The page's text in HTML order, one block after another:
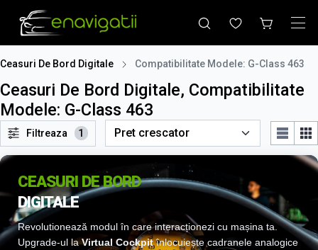
Ceasuri De Bord Digitale Compatibilitate Modele: G-Class 463
Ceasuri De Bord Digitale, Compatibilitate
Modele: G-Class 463
Filtreaza 1
CEASURI DE BORD
DIGITALE
Revolutionează modul în care interacționezi cu mașina ta.
Upgrade-ul laVirtual Cockpitînlocuiește cadranele analogice